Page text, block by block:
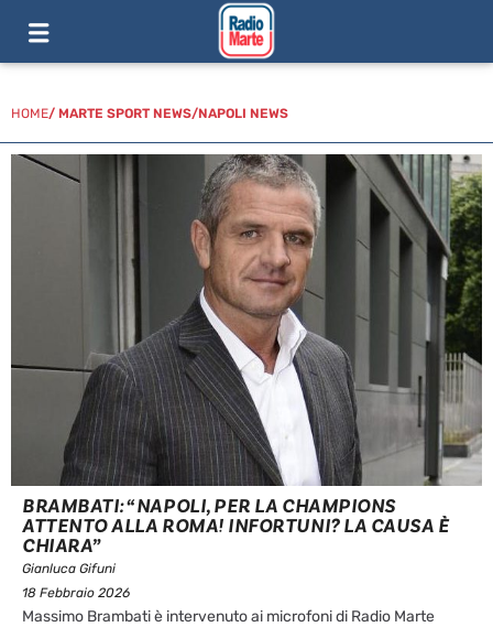
HOME/ MARTE SPORT NEWS/NAPOLI NEWS
BRAMBATI: “NAPOLI, PER LA CHAMPIONS
ATTENTO ALLA ROMA! INFORTUNI? LA CAUSA È
CHIARA”
Gianluca Gifuni
18 Febbraio 2026
Massimo Brambati è intervenuto ai microfoni di Radio Marte